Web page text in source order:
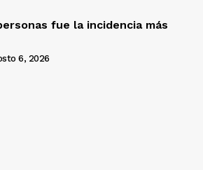
fue la incidencia más
6, 2026